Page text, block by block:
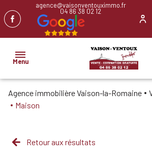
agence@vaisonventouximmo.fr
04 86 38 02 12
Menu
ACCUEIL
BIENS
Agence immobilière Vaison-la-Romaine
Maison
Retour aux résultats